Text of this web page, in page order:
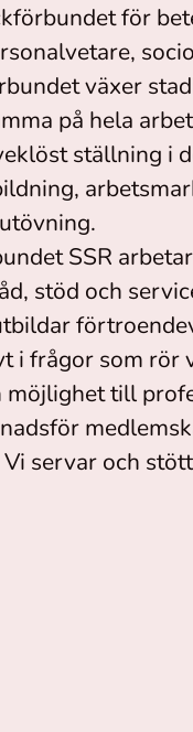
för
växer
på hela
ställning i
SSR
stöd och
i frågor som rör
möjlighet till
servar och